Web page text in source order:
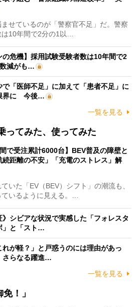
せているのが「警察官不足」だ。警察
10年間で2分の1以…
の危機】採用試験受験者数は10年間で2
減がも…
で「医師不足」に加えて「患者不足」に
界に 今後…
一覧を見る
ってみた、使ってみた
間で受注累計6000台】BEV普及の障壁と
続距離の不安」「充電のストレス」解
いた「EV（BEV）シフト」の潮流も、
いるように見える。…
》シビアな状況で実感した「フォレスタ
」と「スト…
が軽？」と戸惑うのには理由があっ
らなる躍進…
一覧を見る
！」